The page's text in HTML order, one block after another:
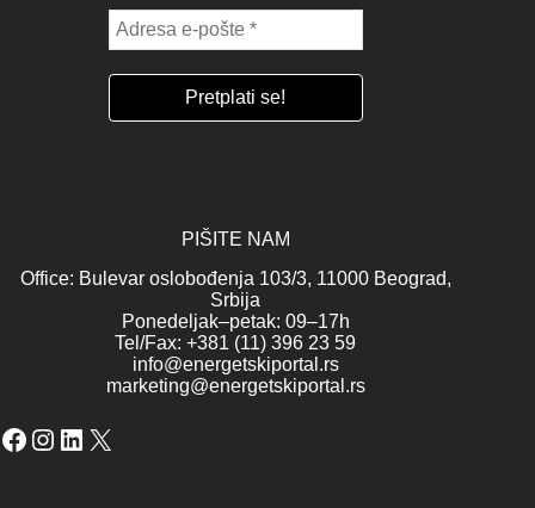
PIŠITE NAM
Office: Bulevar oslobođenja 103/3, 11000 Beograd,
Srbija
Ponedeljak–petak: 09–17h
Tel/Fax: +381 (11) 396 23 59
info@energetskiportal.rs
marketing@energetskiportal.rs
Facebook
Instagram
LinkedIn
X